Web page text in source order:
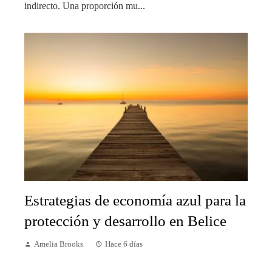
indirecto. Una proporción mu...
Estrategias de economía azul para la
protección y desarrollo en Belice
Amelia Brooks Hace 6 días